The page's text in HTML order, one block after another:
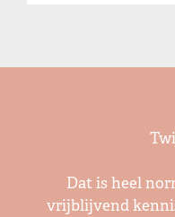
Dat is heel
vrijblijvend